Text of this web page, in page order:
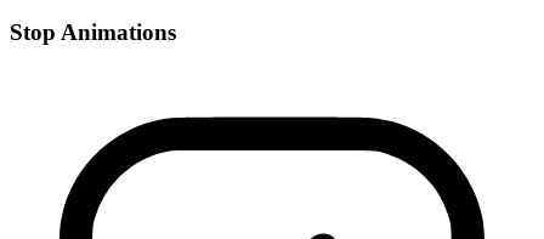
Stop Animations